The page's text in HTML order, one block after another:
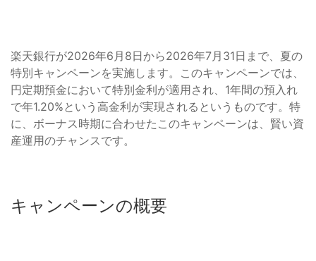
楽天銀行が2026年6月8日から2026年7月31日まで、夏の
特別キャンペーンを実施します。このキャンペーンでは、
円定期預金において特別金利が適用され、1年間の預入れ
で年1.20%という高金利が実現されるというものです。特
に、ボーナス時期に合わせたこのキャンペーンは、賢い資
産運用のチャンスです。
キャンペーンの概要